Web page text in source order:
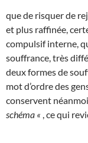
que de risquer de
et plus raffinée,
compulsif interne,
souffrance, très
deux formes de
mot d’ordre des
conservent
schéma « , ce qui